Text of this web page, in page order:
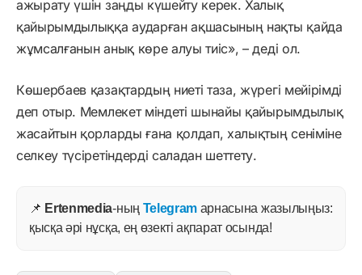
ажырату үшін заңды күшейту керек. Халық
қайырымдылыққа аударған ақшасының нақты қайда
жұмсалғанын анық көре алуы тиіс», – деді ол.
Көшербаев қазақтардың ниеті таза, жүрегі мейірімді
деп отыр. Мемлекет міндеті шынайы қайырымдылық
жасайтын қорларды ғана қолдап, халықтың сеніміне
селкеу түсіретіндерді саладан шеттету.
📌 Ertenmedia-ның Telegram арнасына жазылыңыз:
қысқа әрі нұсқа, ең өзекті ақпарат осында!